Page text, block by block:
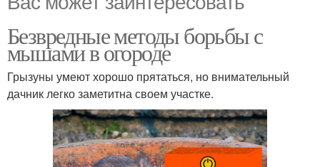
Безвредные методы борьбы с
мышами в огороде
Грызуны умеют хорошо прятаться, но внимательный
дачник легко заметитна своем участке.